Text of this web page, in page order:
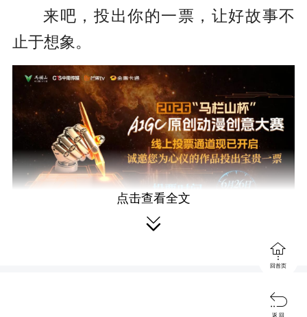
来吧，投出你的一票，让好故事不
止于想象。
点击查看全文


回首页

返 回